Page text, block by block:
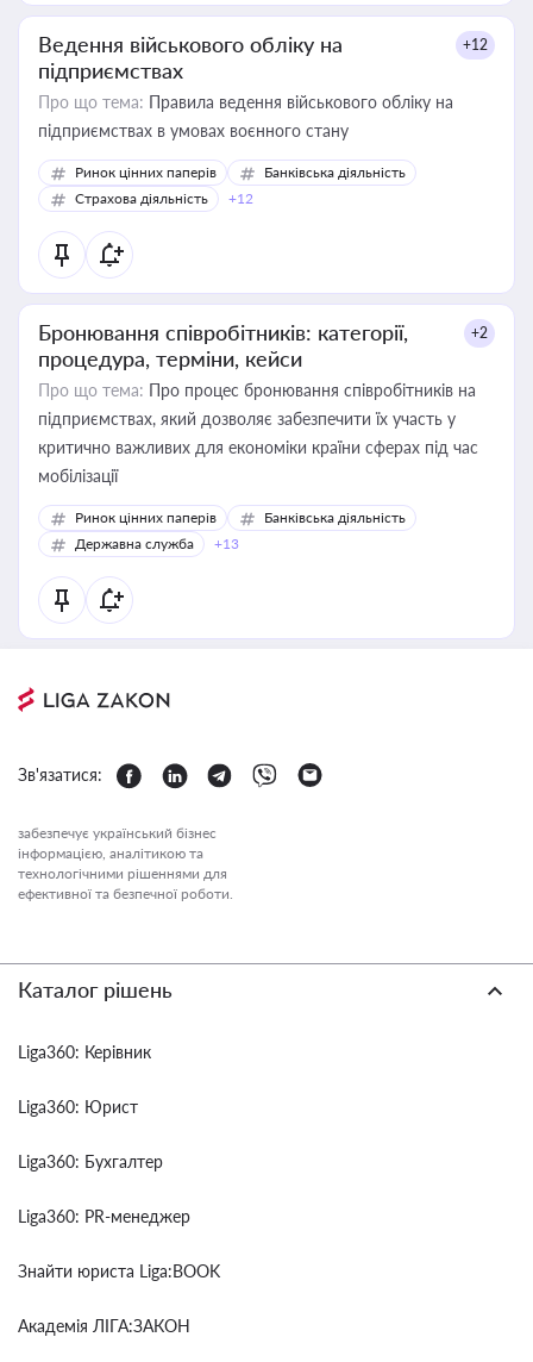
Ведення військового обліку на
підприємствах
+12
Про що тема: Правила ведення військового обліку на
підприємствах в умовах воєнного стану
Ринок цінних паперів
Банківська діяльність
Страхова діяльність
+12
Бронювання співробітників: категорії,
процедура, терміни, кейси
+2
Про що тема: Про процес бронювання співробітників на
підприємствах, який дозволяє забезпечити їх участь у
критично важливих для економіки країни сферах під час
мобілізації
Ринок цінних паперів
Банківська діяльність
Державна служба
+13
Зв'язатися:
забезпечує український бізнес
інформацією, аналітикою та
технологічними рішеннями для
ефективної та безпечної роботи.
Каталог рішень
Liga360: Керівник
Liga360: Юрист
Liga360: Бухгалтер
Liga360: PR-менеджер
Знайти юриста Liga:BOOK
Академія ЛІГА:ЗАКОН